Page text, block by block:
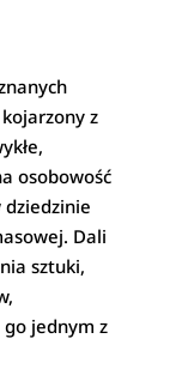
z
osobowość
dziedzinie
Dali
sztuki,
go jednym z